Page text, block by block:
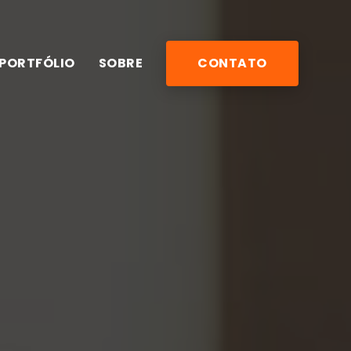
SOBRE CONTATO